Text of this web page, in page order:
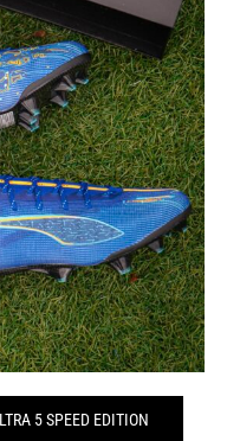
5 SPEED EDITION